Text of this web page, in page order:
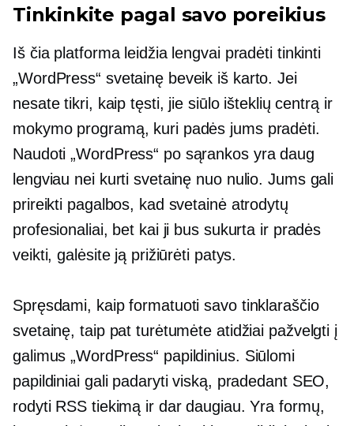
Tinkinkite pagal savo poreikius
Iš čia platforma leidžia lengvai pradėti tinkinti
„WordPress“ svetainę beveik iš karto. Jei
nesate tikri, kaip tęsti, jie siūlo išteklių centrą ir
mokymo programą, kuri padės jums pradėti.
Naudoti „WordPress“ po sąrankos yra daug
lengviau nei kurti svetainę nuo nulio. Jums gali
prireikti pagalbos, kad svetainė atrodytų
profesionaliai, bet kai ji bus sukurta ir pradės
veikti, galėsite ją prižiūrėti patys.
Spręsdami, kaip formatuoti savo tinklaraščio
svetainę, taip pat turėtumėte atidžiai pažvelgti į
galimus „WordPress“ papildinius. Siūlomi
papildiniai gali padaryti viską, pradedant SEO,
rodyti RSS tiekimą ir dar daugiau. Yra formų,